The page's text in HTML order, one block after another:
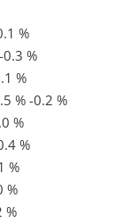
%
%
%
% -0.2 %
%
%
%
%
%